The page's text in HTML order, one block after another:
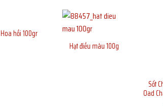
Hoa hồi 100gr
Hạt điều màu 100g
Sốt
Oad